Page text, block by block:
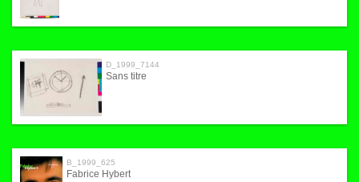
D_1999_7144
Sans titre
B_1999_625
Fabrice Hybert